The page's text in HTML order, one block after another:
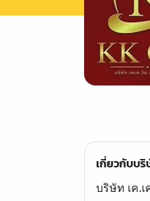
เกี่ยวกับบ
บริษัท เค.